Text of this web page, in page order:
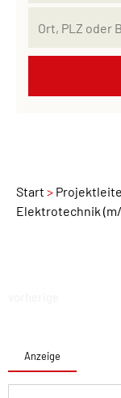
Start
Elektrotechnik
Anzeige